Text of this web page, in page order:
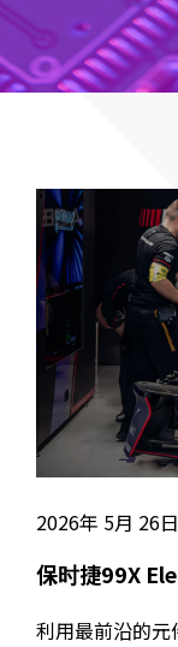
2026年 5月 26日
保时捷99X
利用最前沿的